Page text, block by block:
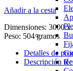
Añadir a la cesta
Dimensiones: 3000 x
Peso: 504 gramos
Detalles de
Descripción